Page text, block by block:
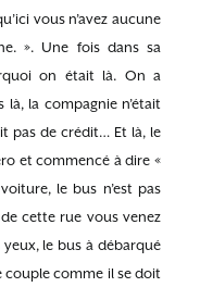
vous n’avez aucune
». Une fois dans sa
on était là. On a
là, la compagnie n’était
pas de crédit… Et là, le
et commencé à dire «
le bus n’est pas
cette rue vous venez
yeux, le bus à débarqué
couple comme il se doit